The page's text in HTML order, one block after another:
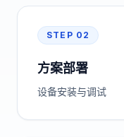
STEP 02
方案部署
设备安装与调试